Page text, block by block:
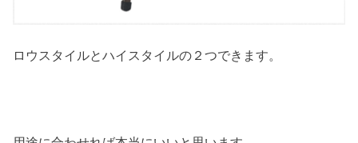
ロウスタイルとハイスタイルの２つできます。